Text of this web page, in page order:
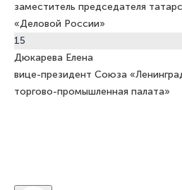
заместитель председателя
«Деловой России»
15
Дюкарева Елена
вице-президент Союза
торгово-промышленная палата»